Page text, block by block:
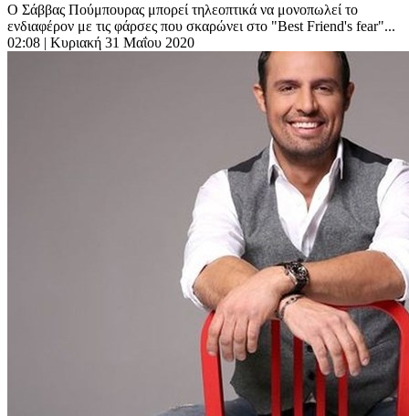
Ο Σάββας Πούμπουρας μπορεί τηλεοπτικά να μονοπωλεί το
ενδιαφέρον με τις φάρσες που σκαρώνει στο "Best Friend's fear"...
02:08 | Κυριακή 31 Μαΐου 2020